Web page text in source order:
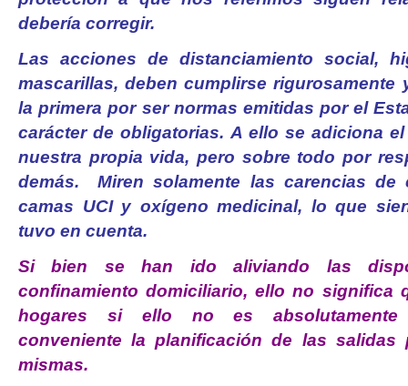
debería corregir.
Las acciones de distanciamiento social,
mascarillas, deben cumplirse rigurosamente
la primera por ser normas emitidas por el
carácter de obligatorias. A ello se adiciona
nuestra propia vida, pero sobre todo por
demás. Miren solamente las carencias de
camas UCI y oxígeno medicinal, lo que
tuvo en cuenta.
Si bien se han ido aliviando las
confinamiento domiciliario, ello no significa
hogares si ello no es absolutamente
conveniente la planificación de las salidas
mismas.